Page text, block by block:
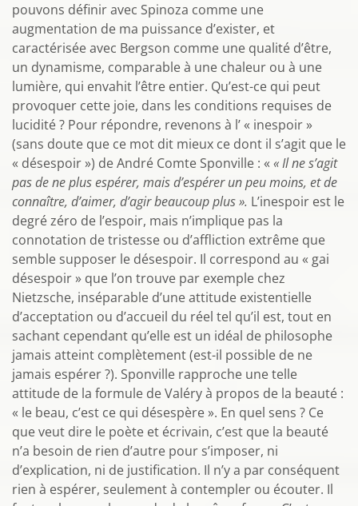
pouvons définir avec Spinoza comme une
augmentation de ma puissance d’exister, et
caractérisée avec Bergson comme une qualité d’être,
un dynamisme, comparable à une chaleur ou à une
lumière, qui envahit l’être entier. Qu’est-ce qui peut
provoquer cette joie, dans les conditions requises de
lucidité ? Pour répondre, revenons à l’ « inespoir »
(sans doute que ce mot dit mieux ce dont il s’agit que le
« désespoir ») de André Comte Sponville : « « Il ne s’agit
pas de ne plus espérer, mais d’espérer un peu moins, et de
connaître, d’aimer, d’agir beaucoup plus ». L’inespoir est le
degré zéro de l’espoir, mais n’implique pas la
connotation de tristesse ou d’affliction extrême que
semble supposer le désespoir. Il correspond au « gai
désespoir » que l’on trouve par exemple chez
Nietzsche, inséparable d’une attitude existentielle
d’acceptation ou d’accueil du réel tel qu’il est, tout en
sachant cependant qu’elle est un idéal de philosophe
jamais atteint complètement (est-il possible de ne
jamais espérer ?). Sponville rapproche une telle
attitude de la formule de Valéry à propos de la beauté :
« le beau, c’est ce qui désespère ». En quel sens ? Ce
que veut dire le poète et écrivain, c’est que la beauté
n’a besoin de rien d’autre pour s’imposer, ni
d’explication, ni de justification. Il n’y a par conséquent
rien à espérer, seulement à contempler ou écouter. Il